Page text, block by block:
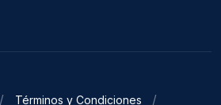
Términos y Condiciones